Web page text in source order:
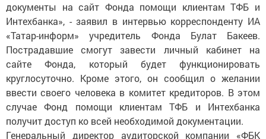
документы на сайт Фонда помощи клиентам ТФБ и
Интехбанка», - заявил в интервью корреспонденту ИА
«Татар-информ» учредитель Фонда Булат Бакеев.
Пострадавшие смогут завести личный кабинет на
сайте Фонда, который будет функционировать
круглосуточно. Кроме этого, он сообщил о желании
ввести своего человека в комитет кредиторов. В этом
случае Фонд помощи клиентам ТФБ и Интехбанка
получит доступ ко всей необходимой документации.
Генеральный директор аудиторской компании «ФБК